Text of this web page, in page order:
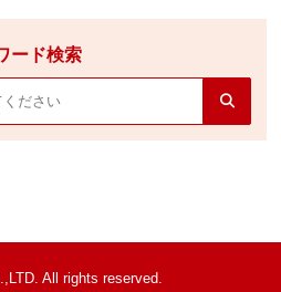
ード検索
All rights reserved.